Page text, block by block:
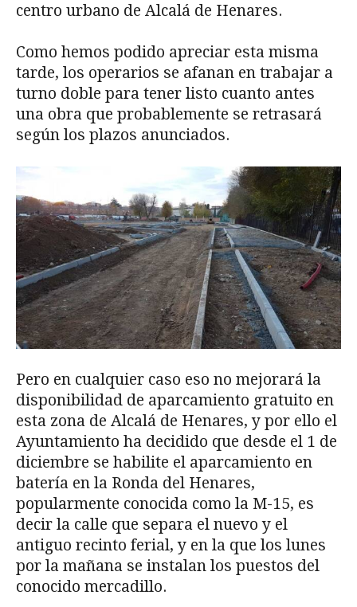
centro urbano de Alcalá de Henares.
Como hemos podido apreciar esta misma
tarde, los operarios se afanan en trabajar a
turno doble para tener listo cuanto antes
una obra que probablemente se retrasará
según los plazos anunciados.
Pero en cualquier caso eso no mejorará la
disponibilidad de aparcamiento gratuito en
esta zona de Alcalá de Henares, y por ello el
Ayuntamiento ha decidido que desde el 1 de
diciembre se habilite el aparcamiento en
batería en la Ronda del Henares,
popularmente conocida como la M-15, es
decir la calle que separa el nuevo y el
antiguo recinto ferial, y en la que los lunes
por la mañana se instalan los puestos del
conocido mercadillo.